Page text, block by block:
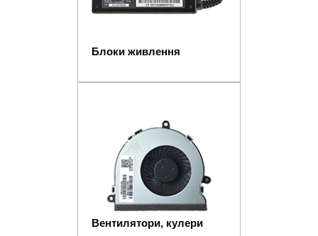
Блоки живлення
Вентилятори, кулери